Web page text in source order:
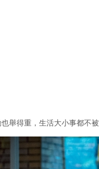
舉得重，生活大小事都不被